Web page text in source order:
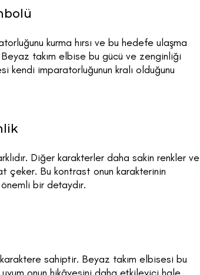
kurma hırsı ve bu hedefe ulaşma
takım elbise bu gücü ve zenginliği
kendi imparatorluğunun kralı olduğunu
Diğer karakterler daha sakin renkler ve
çeker. Bu kontrast onun karakterinin
bir detaydır.
sahiptir. Beyaz takım elbisesi bu
onun hikâyesini daha etkileyici hale